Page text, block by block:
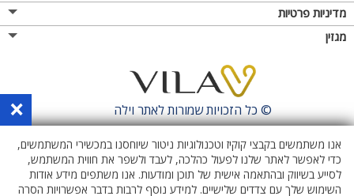
מדיניות פרטיות
מגזין
© כל הזכויות שמורות לאתרוילה ×
אנו משתמשים בקבצי קוקיז וטכנולוגיות ניטור שיוחסנו במכשירי המשתמשים,
כדי לאפשר לאתר שלנו לפעול כהלכה, לעבד ולשפר את חווית המשתמש,
לסייע בשיווק ובהתאמה אישית של תוכן ומודעות. אנו משתפים מידע אודות
השימוש שלך עם צדדים שלישיים. למידע נוסף לרבות בדבר אפשרויות הסרה